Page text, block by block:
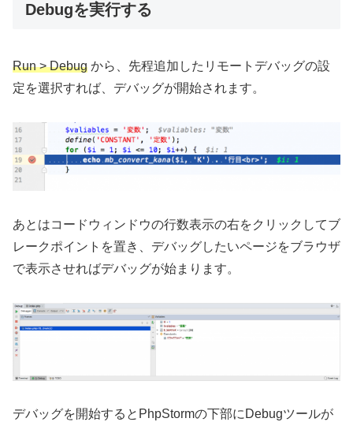
Debugを実行する
Run > Debug から、先程追加したリモートデバッグの設
定を選択すれば、デバッグが開始されます。
あとはコードウィンドウの行数表示の右をクリックしてブ
レークポイントを置き、デバッグしたいページをブラウザ
で表示させればデバッグが始まります。
デバッグを開始するとPhpStormの下部にDebugツールが